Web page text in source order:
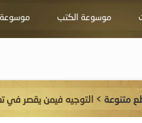
موسوعة الكتب موسوعة
متنوعة > التوجيه فيمن يقصر في